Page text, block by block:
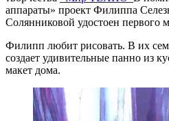
аппараты» проект Филиппа
Солянниковой удостоен первого
Филипп любит рисовать. В их
создает удивительные панно из
макет дома.